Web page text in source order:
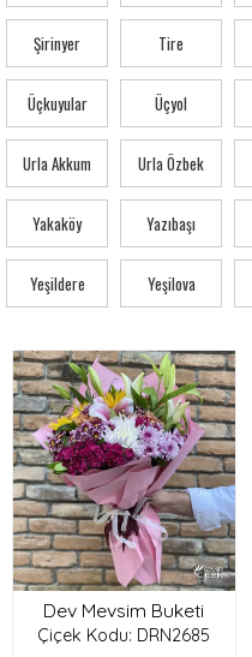
Şirinyer Tire
Üçkuyular Üçyol
Urla Akkum Urla Özbek
Yakaköy Yazıbaşı
Yeşildere Yeşilova
Dev Mevsim Buketi
Çiçek Kodu: DRN2685